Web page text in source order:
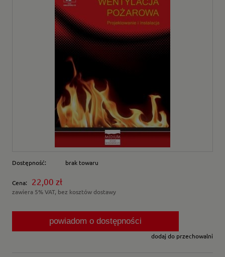
Dostępność: brak towaru
Cena: 22,00 zł
zawiera 5% VAT, bez kosztów dostawy
powiadom o dostępności
dodaj do przechowalni